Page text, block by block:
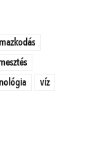
víz